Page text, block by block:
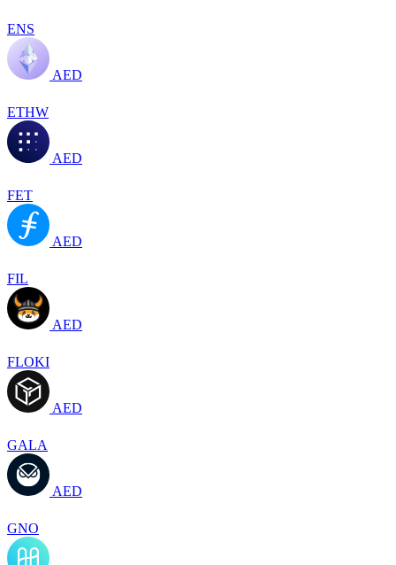
ENS
AED
ETHW
AED
FET
AED
FIL
AED
FLOKI
AED
GALA
AED
GNO